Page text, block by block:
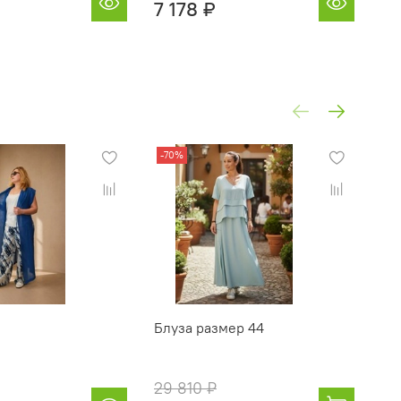
7 178 ₽
-70%
Блуза размер 44
29 810 ₽